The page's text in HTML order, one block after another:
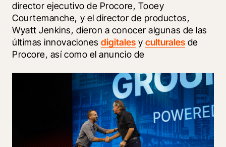
director ejecutivo de Procore, Tooey
Courtemanche, y el director de productos,
Wyatt Jenkins, dieron a conocer algunas de las
últimas innovaciones digitales y culturales de
Procore, así como el anuncio de